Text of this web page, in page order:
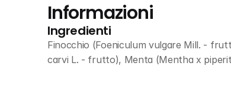
Informazioni
Ingredienti
Finocchio (Foeniculum vulgare Mill. -
carvi L. - frutto), Menta (Mentha x